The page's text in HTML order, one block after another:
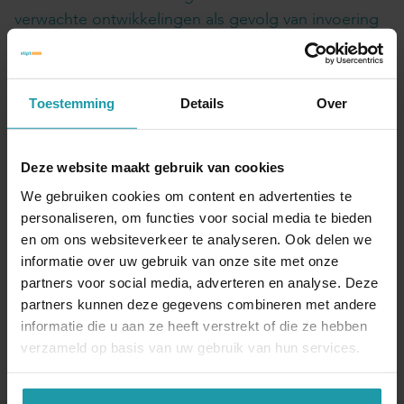
Toestemming Details Over
Deze website maakt gebruik van cookies
We gebruiken cookies om content en advertenties te
personaliseren, om functies voor social media te bieden
en om ons websiteverkeer te analyseren. Ook delen we
informatie over uw gebruik van onze site met onze
partners voor social media, adverteren en analyse. Deze
partners kunnen deze gegevens combineren met andere
informatie die u aan ze heeft verstrekt of die ze hebben
verzameld op basis van uw gebruik van hun services.
verwachte ontwikkelingen als gevolg van invoering
van het tweeschijvenstelsel leidt dit ertoe dat er
serieuze kanttekeningen te plaatsen zijn bij de
(toekomstige) effectiviteit van de
middelingsregeling. De onderzoekers zien twee
is het betrekken van de afbouw van de
heffingskortingen bij de middelingsregeling. De
tweede optie is afschaffing van de
middelingsregeling.
Gepubliceerd op 20 december 2018
Interessant? Deel dit artikel